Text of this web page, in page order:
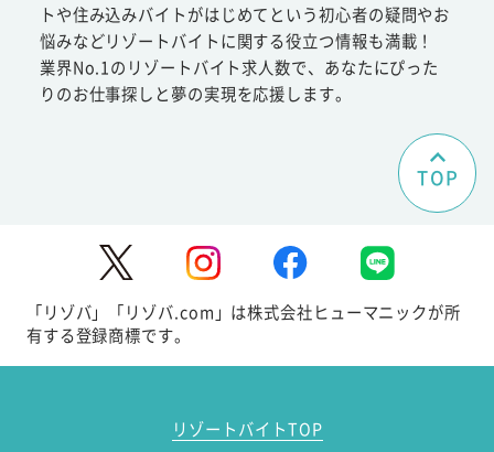
トや住み込みバイトがはじめてという初心者の疑問やお
悩みなどリゾートバイトに関する役立つ情報も満載！
業界No.1のリゾートバイト求人数で、あなたにぴった
りのお仕事探しと夢の実現を応援します。
TOP
「リゾバ」「リゾバ.com」は株式会社ヒューマニックが所
有する登録商標です。
リゾートバイトTOP